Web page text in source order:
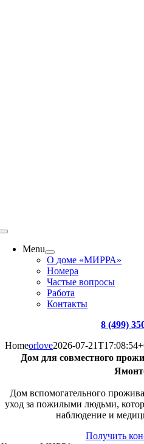
Menu
О доме «МИРРА»
Номера
Частые вопросы
Работа
Контакты
8 (499)
Homeorlove2026-07-
Дом для совместного
Дом вспомогательного
уход за пожилыми людьми,
наблюдение и
Получить